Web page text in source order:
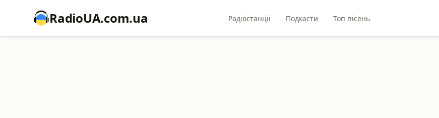
RadioUA.com.ua Радіостанції Подкасти Топ пісень